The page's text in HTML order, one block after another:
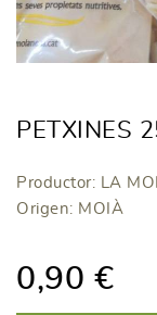
PETXINES
Productor: LA
Origen: MOIÀ
0,90 €